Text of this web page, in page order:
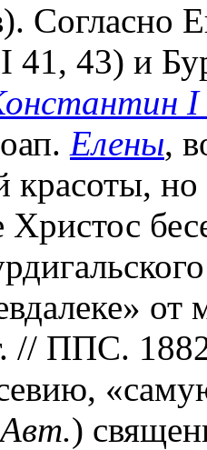
Согласно
41, 43) и
I
Елены,
но
Христос
// ППС.
Авт.)